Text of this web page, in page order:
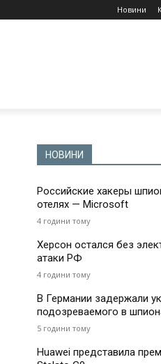
Новини
НОВИНИ
Российские хакеры
отелях — Microsoft
4 години тому
Херсон остался без
атаки РФ
4 години тому
В Германии задержали
подозреваемого в
5 години тому
Huawei представила